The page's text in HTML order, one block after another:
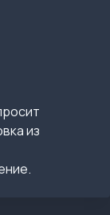
из